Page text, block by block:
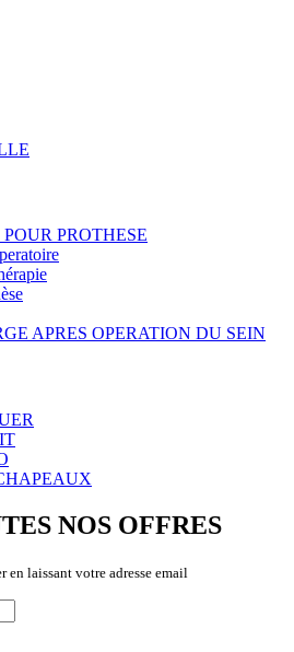
PROTHESE
APRES OPERATION DU SEIN
NOS OFFRES
en laissant votre adresse email